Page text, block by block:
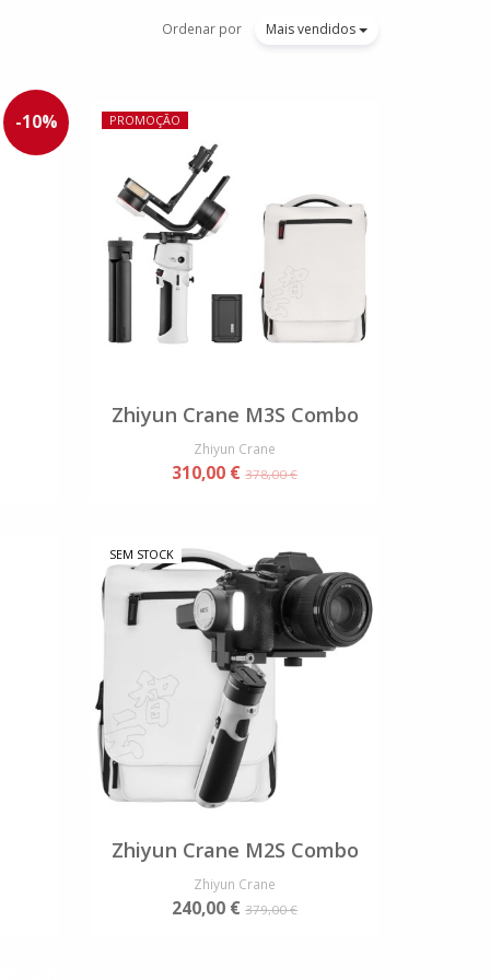
Ordenar por Mais vendidos
-10% PROMOÇÃO
Zhiyun Crane M3S Combo
Zhiyun Crane
310,00 €378,00 €
SEM STOCK
Zhiyun Crane M2S Combo
Zhiyun Crane
240,00 €379,00 €